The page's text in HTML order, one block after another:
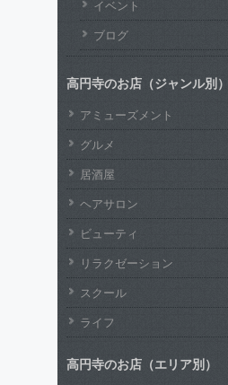
イベント
ブログ
高円寺のお店（ジャンル別）
アミューズメント
グルメ
居酒屋
ヘアサロン
ビューティ
リラクゼーション
スクール
ライフ
高円寺のお店（エリア別）